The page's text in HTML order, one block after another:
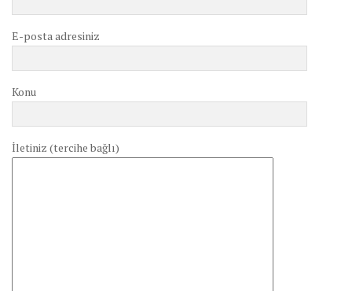
E-posta adresiniz
Konu
İletiniz (tercihe bağlı)